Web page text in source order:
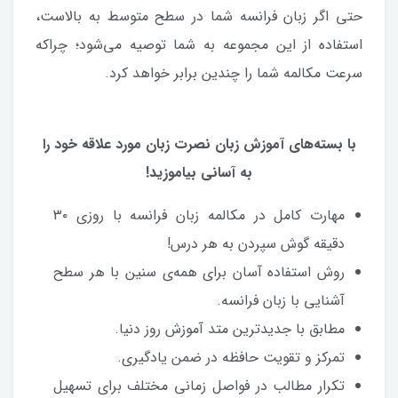
حتی اگر زبان فرانسه شما در سطح متوسط به بالاست،
استفاده از این مجموعه به شما توصیه می‌شود؛ چراکه
سرعت مکالمه‌ شما را چندین‌ برابر خواهد کرد.
با بسته‌های آموزش زبان نصرت زبان مورد علاقه خود را
به آسانی بیاموزید!
مهارت کامل در مکالمه زبان فرانسه با روزی ۳۰
دقیقه گوش سپردن به هر درس!
روش استفاده آسان برای همه‌ی سنین با هر سطح
آشنایی با زبان فرانسه.
مطابق با جدیدترین متد آموزش روز دنیا.
تمرکز و تقویت حافظه در ضمن یادگیری.
تکرار مطالب در فواصل زمانی مختلف برای تسهیل